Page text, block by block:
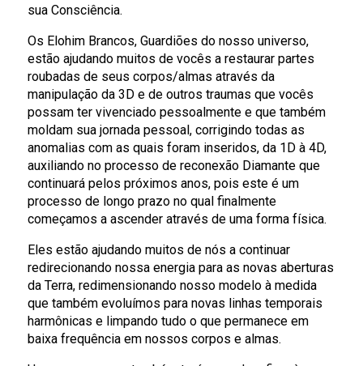
sua Consciência.
Os Elohim Brancos, Guardiões do nosso universo,
estão ajudando muitos de vocês a restaurar partes
roubadas de seus corpos/almas através da
manipulação da 3D e de outros traumas que vocês
possam ter vivenciado pessoalmente e que também
moldam sua jornada pessoal, corrigindo todas as
anomalias com as quais foram inseridos, da 1D à 4D,
auxiliando no processo de reconexão Diamante que
continuará pelos próximos anos, pois este é um
processo de longo prazo no qual finalmente
começamos a ascender através de uma forma física.
Eles estão ajudando muitos de nós a continuar
redirecionando nossa energia para as novas aberturas
da Terra, redimensionando nosso modelo à medida
que também evoluímos para novas linhas temporais
harmônicas e limpando tudo o que permanece em
baixa frequência em nossos corpos e almas.